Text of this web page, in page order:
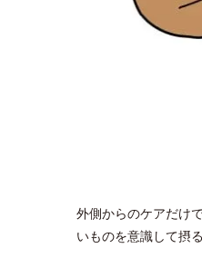
外側からのケアだけ
いものを意識して摂